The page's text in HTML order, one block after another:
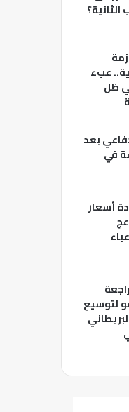
عبء
ظل
بعد
في
أسعار
لتوسيع